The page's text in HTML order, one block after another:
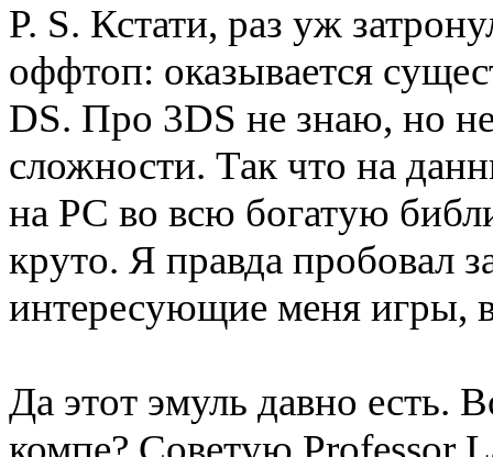
P. S. Кстати, раз уж
оффтоп: оказывается
DS. Про 3DS не знаю, но
сложности. Так что на
на PC во всю богатую
круто. Я правда пробовал
интересующие меня игры,
Да этот эмуль давно есть.